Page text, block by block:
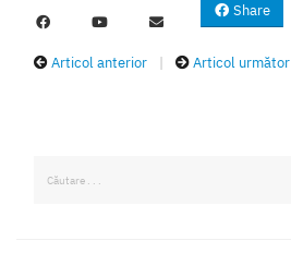
Share
Articol anterior | Articol următor